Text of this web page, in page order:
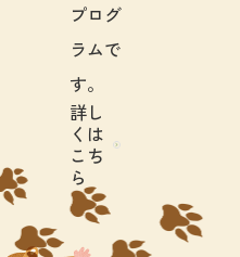
プログ
ラムで
す。
詳し
くは
こち
ら